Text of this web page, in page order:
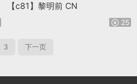
【c81】黎明前 CN
25
3 下一页